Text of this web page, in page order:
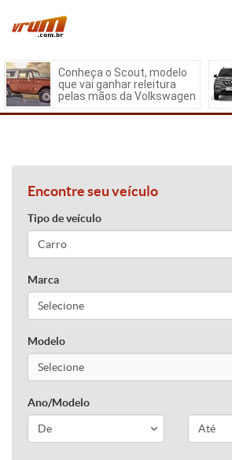
Conheça o Scout, modelo
que vai ganhar releitura
pelas mãos da Volkswagen
Encontre seu veículo
Tipo de veículo
Marca
Modelo
Ano/Modelo